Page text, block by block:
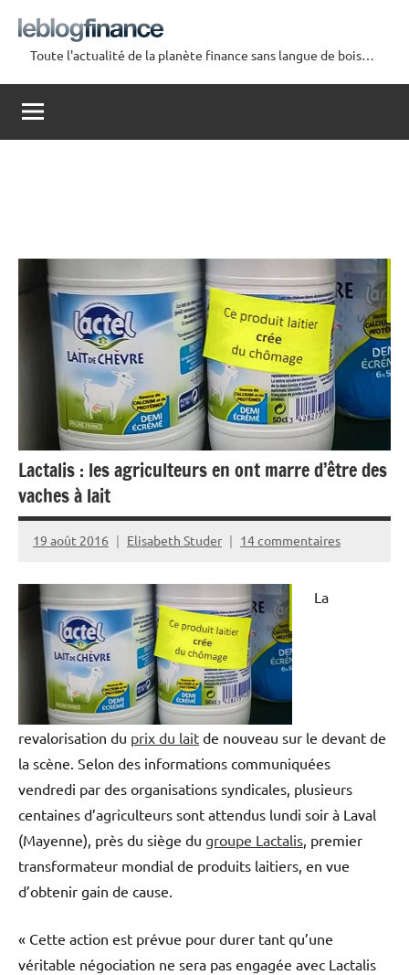
contenu
Le
Blog
Finance
Toute l'actualité de la planète finance sans langue de bois…
Lactalis : les agriculteurs en ont marre d’être des
vaches à lait
19 août 2016 Elisabeth Studer 14 commentaires
La
revalorisation du prix du lait de nouveau sur le devant de
la scène. Selon des informations communiquées
vendredi par des organisations syndicales, plusieurs
centaines d’agriculteurs sont attendus lundi soir à Laval
(Mayenne), près du siège du groupe Lactalis, premier
transformateur mondial de produits laitiers, en vue
d’obtenir gain de cause.
« Cette action est prévue pour durer tant qu’une
véritable négociation ne sera pas engagée avec Lactalis